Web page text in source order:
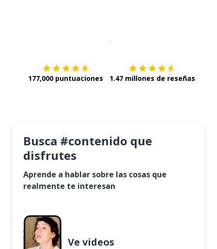
177,000 puntuaciones 1.47 millones de reseñas
Busca #contenido que
disfrutes
Aprende a hablar sobre las cosas que
realmente te interesan
Ve videos